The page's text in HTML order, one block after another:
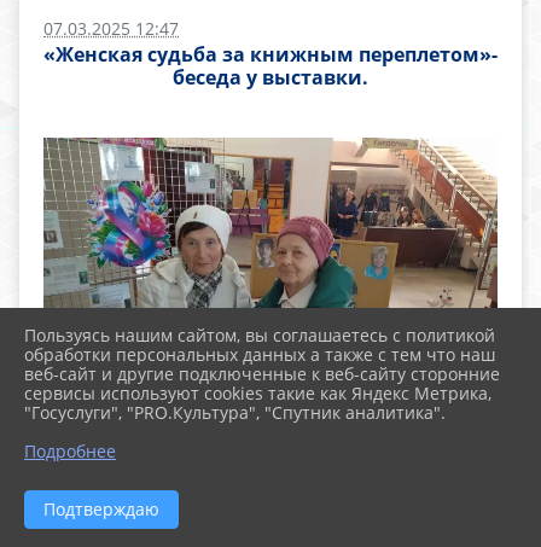
07.03.2025 12:47
«Женская судьба за книжным переплетом»-
беседа у выставки.
Пользуясь нашим сайтом, вы соглашаетесь с политикой
обработки персональных данных а также с тем что наш
веб-сайт и другие подключенные к веб-сайту сторонние
сервисы используют cookies такие как Яндекс Метрика,
"Госуслуги", "PRO.Культура", "Спутник аналитика".
Подробнее
Подтверждаю